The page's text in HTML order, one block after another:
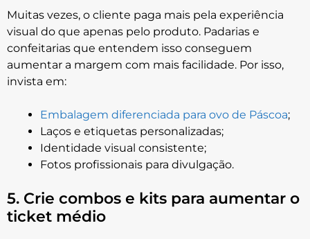
Muitas vezes, o cliente paga mais pela experiência
visual do que apenas pelo produto. Padarias e
confeitarias que entendem isso conseguem
aumentar a margem com mais facilidade. Por isso,
invista em:
Embalagem diferenciada para ovo de Páscoa;
Laços e etiquetas personalizadas;
Identidade visual consistente;
Fotos profissionais para divulgação.
5. Crie combos e kits para aumentar o
ticket médio